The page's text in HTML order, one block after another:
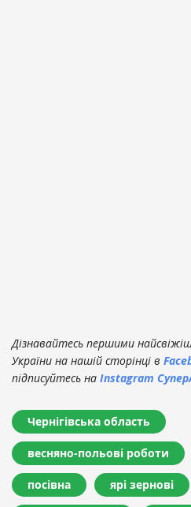
Дізнавайтесь першими
України на нашій сторінці в
підписуйтесь на Instagram
Чернігівська область
весняно-польові роботи
посівна ярі зернові